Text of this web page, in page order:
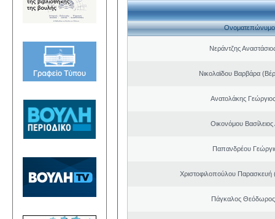
Ονοματεπώνυμο
Νεράντζης
Νικολαϊδου Βαρβάρα
Ανατολάκης
Οικονόμου
Παπανδρέου
Χριστοφιλοπούλου Παρασκευή
Πάγκαλος